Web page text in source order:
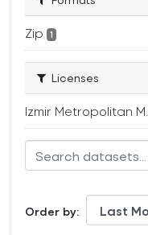
Zip 1
Licenses
Izmir Metropolitan M...
Order by